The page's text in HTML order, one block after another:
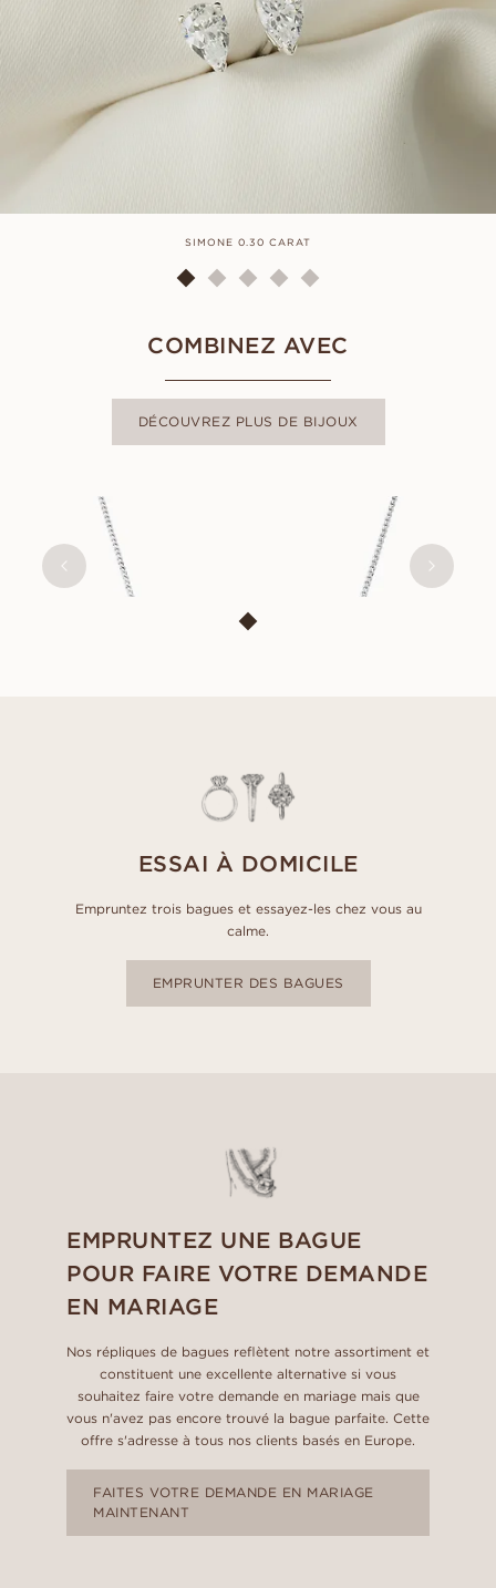
SIMONE 0.30 CARAT
COMBINEZ AVEC
DÉCOUVREZ PLUS DE BIJOUX
ESSAI À DOMICILE
Empruntez trois bagues et essayez-les chez vous au
calme.
EMPRUNTER DES BAGUES
EMPRUNTEZ UNE BAGUE
POUR FAIRE VOTRE DEMANDE
EN MARIAGE
Nos répliques de bagues reflètent notre assortiment et
constituent une excellente alternative si vous
souhaitez faire votre demande en mariage mais que
vous n'avez pas encore trouvé la bague parfaite. Cette
offre s'adresse à tous nos clients basés en Europe.
FAITES VOTRE DEMANDE EN MARIAGE
MAINTENANT